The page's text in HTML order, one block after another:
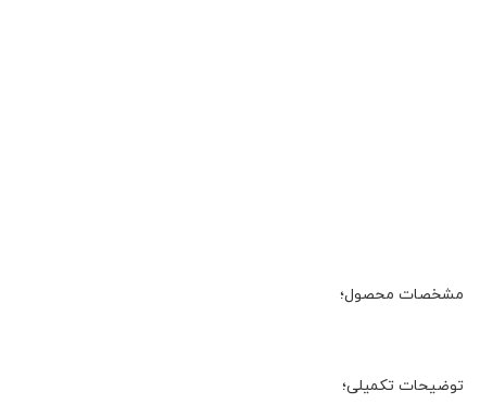
مشخصات محصول؛
توضیحات تکمیلی؛